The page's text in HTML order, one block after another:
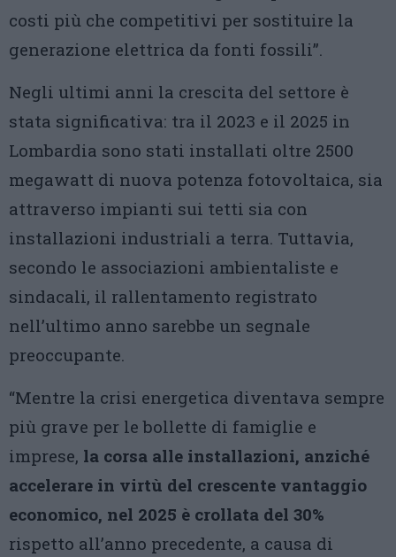
costi più che competitivi per sostituire la
generazione elettrica da fonti fossili”.
Negli ultimi anni la crescita del settore è
stata significativa: tra il 2023 e il 2025 in
Lombardia sono stati installati oltre 2500
megawatt di nuova potenza fotovoltaica, sia
attraverso impianti sui tetti sia con
installazioni industriali a terra. Tuttavia,
secondo le associazioni ambientaliste e
sindacali, il rallentamento registrato
nell’ultimo anno sarebbe un segnale
preoccupante.
“Mentre la crisi energetica diventava sempre
più grave per le bollette di famiglie e
imprese, la corsa alle installazioni, anziché
accelerare in virtù del crescente vantaggio
economico, nel 2025 è crollata del 30%
rispetto all’anno precedente, a causa di